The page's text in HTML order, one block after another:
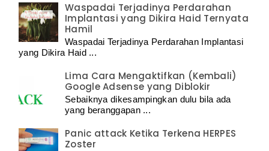
Waspadai Terjadinya Perdarahan
Implantasi yang Dikira Haid Ternyata
Hamil
Waspadai Terjadinya Perdarahan Implantasi
yang Dikira Haid ...
Lima Cara Mengaktifkan (Kembali)
Google Adsense yang Diblokir
Sebaiknya dikesampingkan dulu bila ada
yang beranggapan ...
Panic attack Ketika Terkena HERPES
Zoster